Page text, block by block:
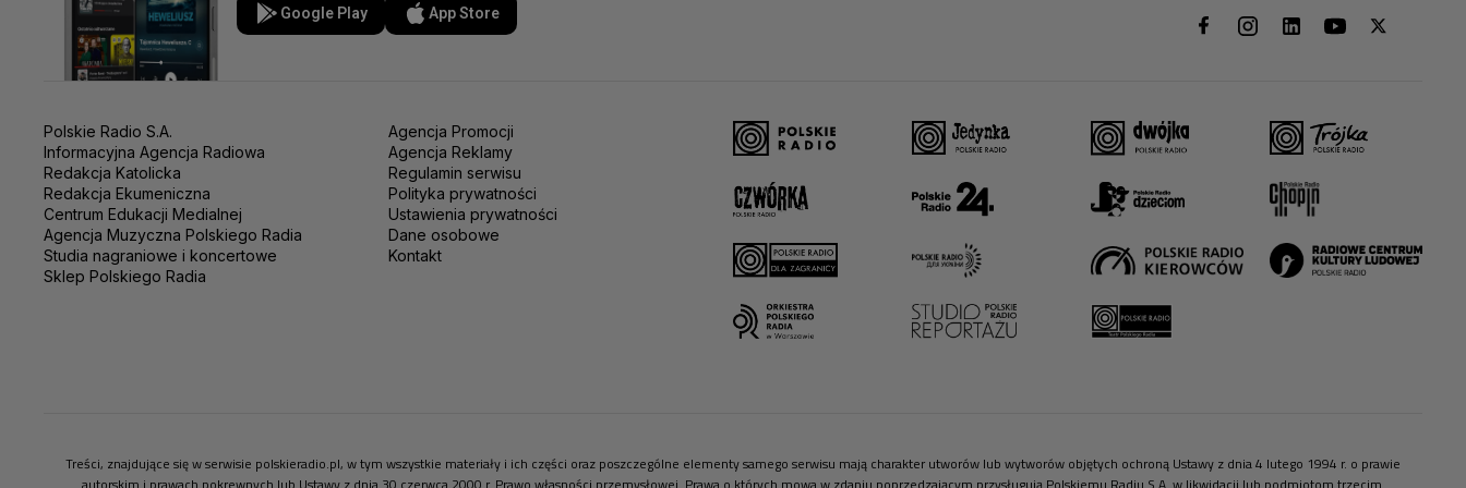
Google Play App Store
Polskie Radio S.A.
Informacyjna Agencja Radiowa
Redakcja Katolicka
Redakcja Ekumeniczna
Centrum Edukacji Medialnej
Agencja Muzyczna Polskiego Radia
Studia nagraniowe i koncertowe
Sklep Polskiego Radia
Agencja Promocji
Agencja Reklamy
Regulamin serwisu
Polityka prywatności
Ustawienia prywatności
Dane osobowe
Kontakt
Treści, znajdujące się w serwisie polskieradio.pl, w tym wszystkie materiały i ich części oraz poszczególne elementy samego serwisu mają charakter utworów lub wytworów objętych ochroną Ustawy z dnia 4 lutego 1994 r. o prawie